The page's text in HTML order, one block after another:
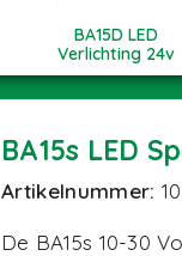
BA15D LED
Verlichting 24v
BA15s LED
Artikelnummer:
De BA15s 10-30